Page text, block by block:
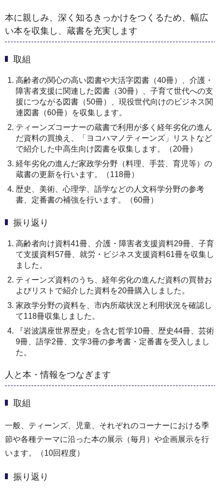
本に親しみ、深く知るきっかけをつくるため、幅広
い本を収集し、蔵書を充実します
取組
高齢者の関心の高い図書や大活字図書（40冊）、介護・
障害者支援に関連した図書（30冊）、子育て世代への支
援につながる図書（50冊）、現役世代向けのビジネス関
連図書（60冊）を収集します。
ティーンズコーナーの蔵書で利用が多く経年劣化の進ん
だ資料の買換え、「ヨコハマノティーンズ」リストなど
で紹介した中高生向け図書を収集します。（20冊）
経年劣化の進んだ家政学分野（料理、手芸、育児等）の
蔵書の更新を行います。（118冊）
歴史、美術、心理学、語学などの人文科学分野の参考
書、定番書の補強を行います。（60冊）
振り返り
高齢者向け資料41冊、介護・障害者支援資料29冊、子育
て支援資料57冊、就労・ビジネス支援資料61冊を収集し
ました。
ティーンズ資料のうち、経年劣化の進んだ資料の買替お
よびリストで紹介した資料を20冊購入しました。
家政学分野の資料を、市内所蔵状況と利用状況を確認し
て118冊収集しました。
『岩波講座世界歴史』を含む哲学10冊、歴史44冊、芸術
9冊、語学2冊、文学3冊の参考書・定番書を受入しまし
た。
人と本・情報をつなぎます
取組
一般、ティーンズ、児童、それぞれのコーナーにおける季
節や各種テーマに沿った本の展示（毎月）や企画展示を行
います。（10回程度）
振り返り